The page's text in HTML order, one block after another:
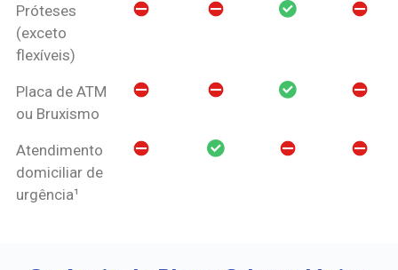
Próteses
(exceto
flexíveis)
Placa de ATM
ou Bruxismo
Atendimento
domiciliar de
urgência¹